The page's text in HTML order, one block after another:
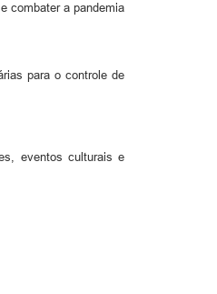
combater a pandemia
para o controle de
eventos culturais e